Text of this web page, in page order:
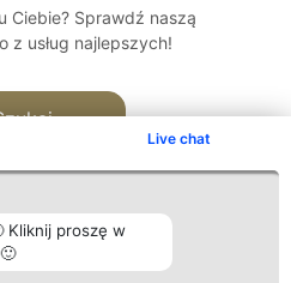
Live chat
Kliknij proszę w
Ciebie? Sprawdź naszą
z usług najlepszych!